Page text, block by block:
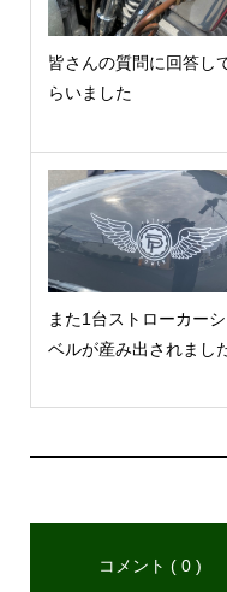
皆さんの質問に回答し
らいました
また1台ストローカーシ
ベルが産み出されまし
コメント ( 0 )